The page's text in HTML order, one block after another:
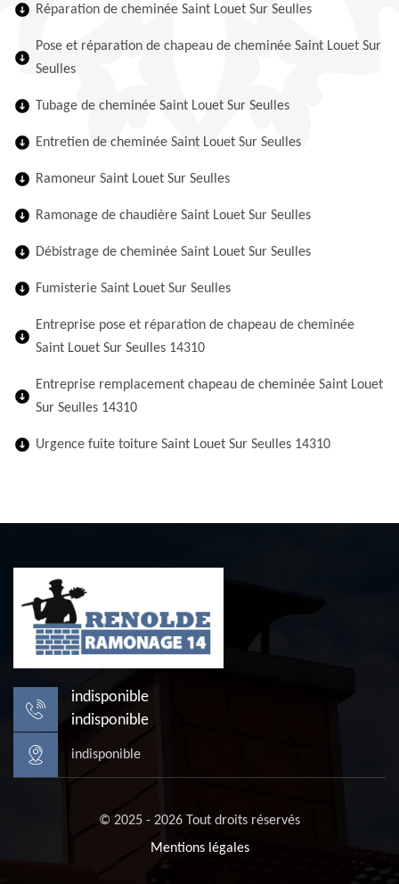
Réparation de cheminée Saint Louet Sur Seulles
Pose et réparation de chapeau de cheminée Saint Louet Sur
Seulles
Tubage de cheminée Saint Louet Sur Seulles
Entretien de cheminée Saint Louet Sur Seulles
Ramoneur Saint Louet Sur Seulles
Ramonage de chaudière Saint Louet Sur Seulles
Débistrage de cheminée Saint Louet Sur Seulles
Fumisterie Saint Louet Sur Seulles
Entreprise pose et réparation de chapeau de cheminée
Saint Louet Sur Seulles 14310
Entreprise remplacement chapeau de cheminée Saint Louet
Sur Seulles 14310
Urgence fuite toiture Saint Louet Sur Seulles 14310
indisponible
indisponible
indisponible
© 2025 - 2026 Tout droits réservés
Mentions légales